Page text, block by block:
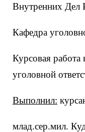
Внутренних Дел
Кафедра
Курсовая
уголовной
Выполнил:
млад.сер.мил.